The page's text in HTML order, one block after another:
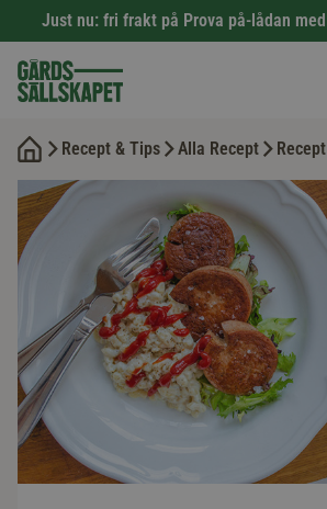
Just nu: fri frakt på Prova på-lådan med
Recept & Tips Alla Recept